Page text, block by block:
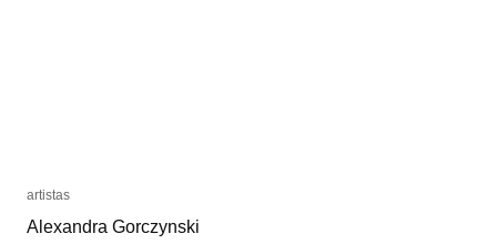
artistas
Alexandra Gorczynski
artistas
Alexandra Gorczynski